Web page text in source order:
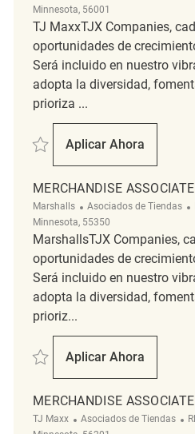
Minnesota, 56001
TJ MaxxTJX Companies,
oportunidades de
Será incluido en nuestro
adopta la diversidad,
prioriza ...
Salvar Merchandise Associate
Aplicar Ahora
Merchandise
MERCHANDISE ASSOCIATE
Marshalls Categoría
Asociados de Tiendas
Minnesota, 55350
MarshallsTJX Companies,
oportunidades de
Será incluido en nuestro
adopta la diversidad,
prioriz...
Salvar Merchandise Associate
Aplicar Ahora
Merchandise
MERCHANDISE ASSOCIATE
TJ Maxx Categoría
Asociados de Tiendas